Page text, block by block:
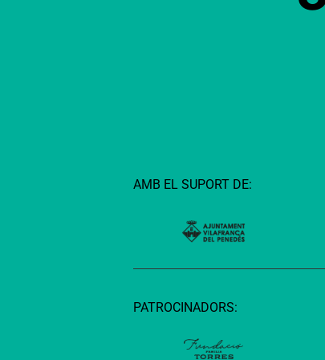
AMB EL SUPORT DE:
PATROCINADORS: